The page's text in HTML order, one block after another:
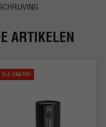
ARTIKELEN
2+2 GRATIS!